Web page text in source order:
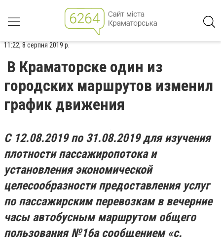
11:22, 8 серпня 2019 р.
В Краматорске один из
городских маршрутов изменил
график движения
С 12.08.2019 по 31.08.2019 для изучения
плотности пассажиропотока и
установления экономической
целесообразности предоставления услуг
по пассажирским перевозкам в вечерние
часы автобусным маршрутом общего
пользования №16а сообщением «с.